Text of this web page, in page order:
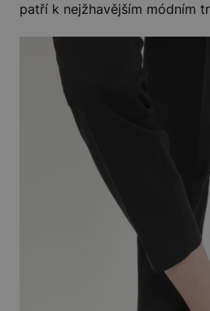
patří k nejžhavějším módním